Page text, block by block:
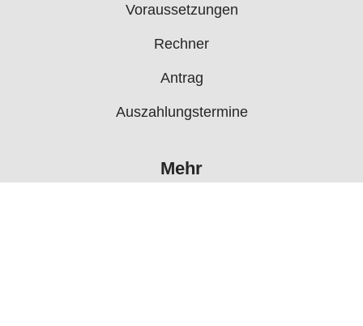
Voraussetzungen
Rechner
Antrag
Auszahlungstermine
Mehr